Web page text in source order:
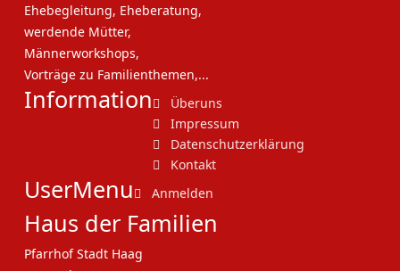
Ehebegleitung, Eheberatung,
werdende Mütter,
Männerworkshops,
Vorträge zu Familienthemen,...
Information
Überuns
Impressum
Datenschutzerklärung
Kontakt
UserMenu Anmelden
Haus der Familien
Pfarrhof Stadt Haag